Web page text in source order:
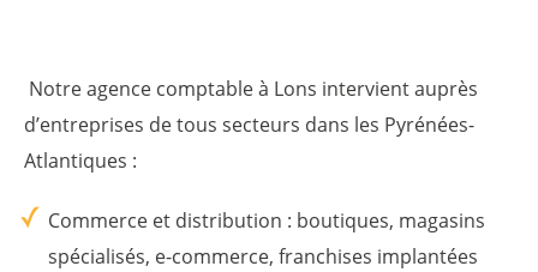
Notre agence comptable à Lons intervient auprès
d’entreprises de tous secteurs dans les Pyrénées-
Atlantiques :
Commerce et distribution : boutiques, magasins
spécialisés, e-commerce, franchises implantées